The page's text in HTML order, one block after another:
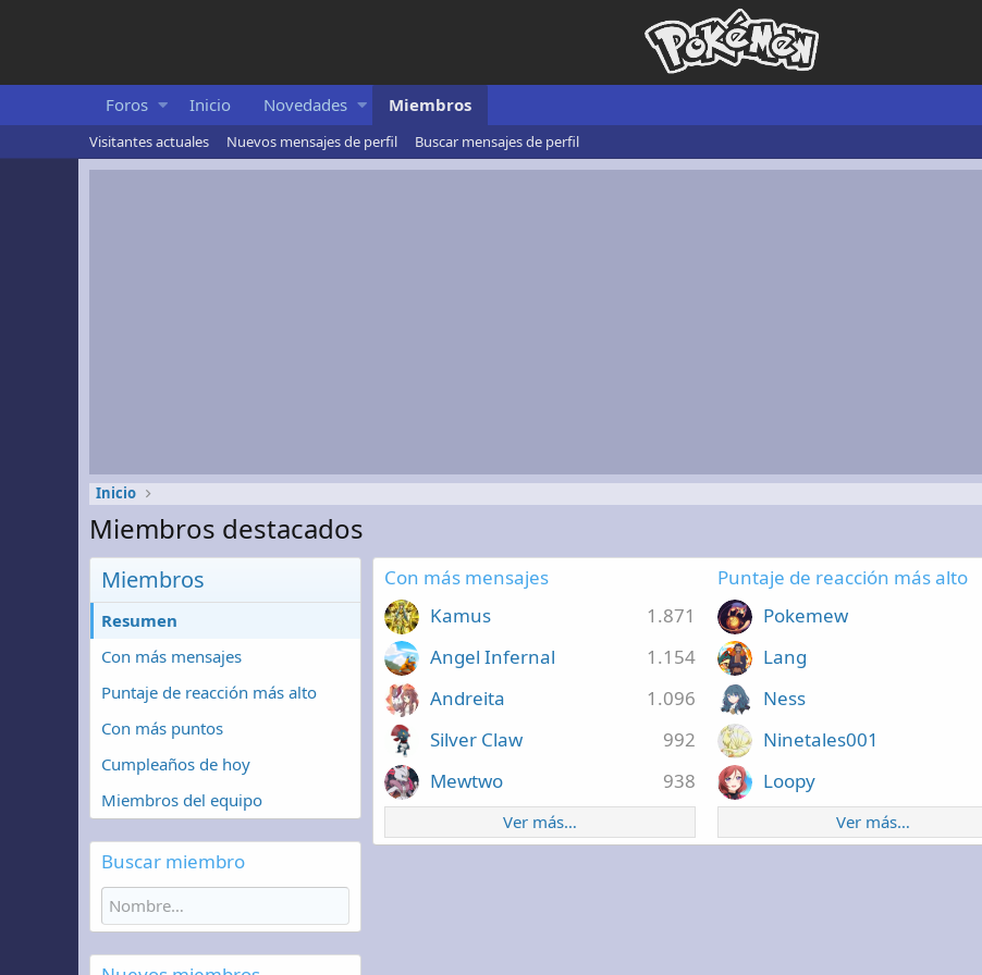
Foros Inicio Novedades Miembros
Visitantes actuales Nuevos mensajes de perfil Buscar mensajes de perfil
Inicio
Miembros destacados
Miembros
Resumen
Con más mensajes
Puntaje de reacción más alto
Con más puntos
Cumpleaños de hoy
Miembros del equipo
Buscar miembro
Con más mensajes
1.871
Kamus
1.154
Angel Infernal
1.096
Andreita
992
Silver Claw
938
Mewtwo
Ver más…
Puntaje de reacción más alto
Pokemew
Lang
Ness
Ninetales001
Loopy
Ver más…